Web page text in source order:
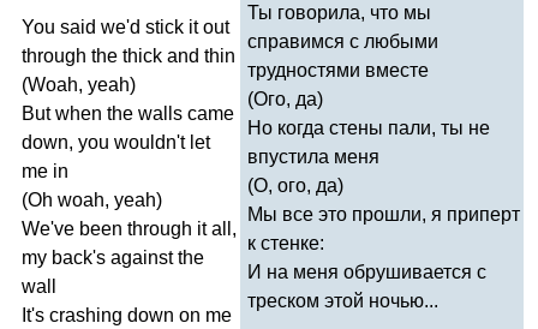
You said we'd stick it out
through the thick and thin
(Woah, yeah)
But when the walls came
down, you wouldn't let
me in
(Oh woah, yeah)
We've been through it all ,
my back's against the
wall
It's crashing down on me
Ты говорила, что мы
справимся с любыми
трудностями вместе
(Ого, да)
Но когда стены пали, ты не
впустила меня
(О, ого, да)
Мы все это прошли, я приперт
к стенке:
И на меня обрушивается с
треском этой ночью...